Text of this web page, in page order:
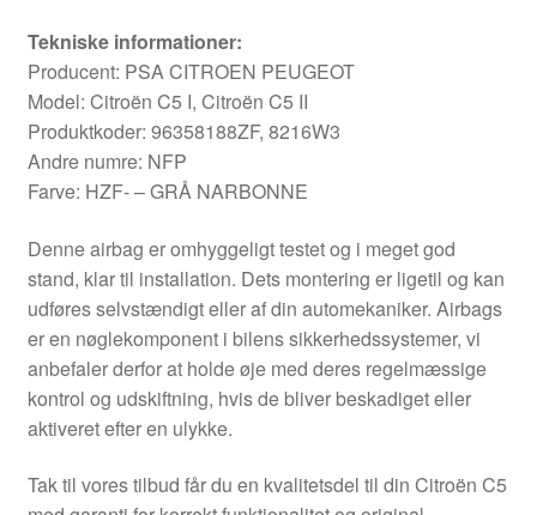
Tekniske informationer:
Producent: PSA CITROEN PEUGEOT
Model: Citroën C5 I, Citroën C5 II
Produktkoder: 96358188ZF, 8216W3
Andre numre: NFP
Farve: HZF- – GRÅ NARBONNE
Denne airbag er omhyggeligt testet og i meget god
stand, klar til installation. Dets montering er ligetil og kan
udføres selvstændigt eller af din automekaniker. Airbags
er en nøglekomponent i bilens sikkerhedssystemer, vi
anbefaler derfor at holde øje med deres regelmæssige
kontrol og udskiftning, hvis de bliver beskadiget eller
aktiveret efter en ulykke.
Tak til vores tilbud får du en kvalitetsdel til din Citroën C5